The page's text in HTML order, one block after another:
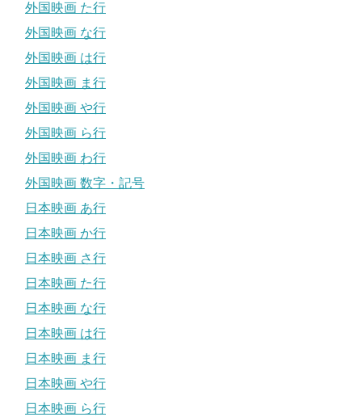
外国映画 た行
外国映画 な行
外国映画 は行
外国映画 ま行
外国映画 や行
外国映画 ら行
外国映画 わ行
外国映画 数字・記号
日本映画 あ行
日本映画 か行
日本映画 さ行
日本映画 た行
日本映画 な行
日本映画 は行
日本映画 ま行
日本映画 や行
日本映画 ら行